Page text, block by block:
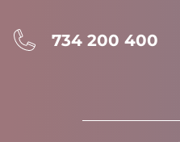
734 200 400